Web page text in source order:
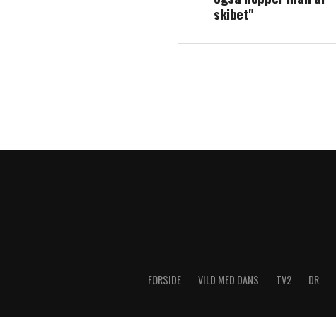
skibet"
FORSIDE VILD MED DANS TV2 DR